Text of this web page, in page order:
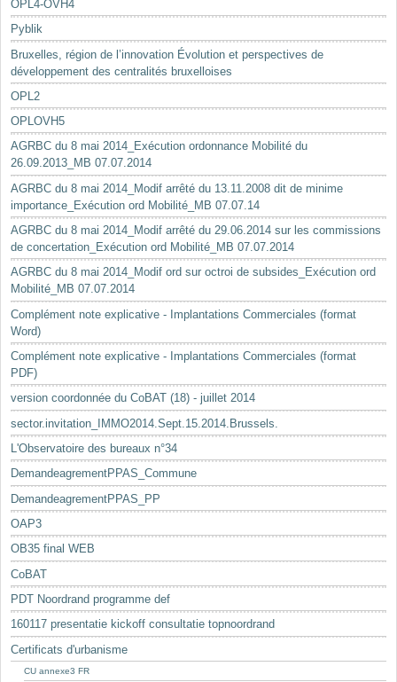
OPL4-OVH4
Pyblik
Bruxelles, région de l’innovation Évolution et perspectives de
développement des centralités bruxelloises
OPL2
OPLOVH5
AGRBC du 8 mai 2014_Exécution ordonnance Mobilité du
26.09.2013_MB 07.07.2014
AGRBC du 8 mai 2014_Modif arrêté du 13.11.2008 dit de minime
importance_Exécution ord Mobilité_MB 07.07.14
AGRBC du 8 mai 2014_Modif arrêté du 29.06.2014 sur les commissions
de concertation_Exécution ord Mobilité_MB 07.07.2014
AGRBC du 8 mai 2014_Modif ord sur octroi de subsides_Exécution ord
Mobilité_MB 07.07.2014
Complément note explicative - Implantations Commerciales (format
Word)
Complément note explicative - Implantations Commerciales (format
PDF)
version coordonnée du CoBAT (18) - juillet 2014
sector.invitation_IMMO2014.Sept.15.2014.Brussels.
L'Observatoire des bureaux n°34
DemandeagrementPPAS_Commune
DemandeagrementPPAS_PP
OAP3
OB35 final WEB
CoBAT
PDT Noordrand programme def
160117 presentatie kickoff consultatie topnoordrand
Certificats d'urbanisme
CU annexe3 FR